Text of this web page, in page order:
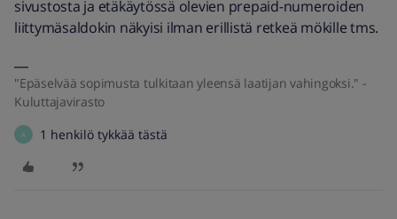
sivustosta ja etäkäytössä olevien prepaid-numeroiden
liittymäsaldokin näkyisi ilman erillistä retkeä mökille tms.
"Epäselvää sopimusta tulkitaan yleensä laatijan vahingoksi." -
Kuluttajavirasto
A 1 henkilö tykkää tästä